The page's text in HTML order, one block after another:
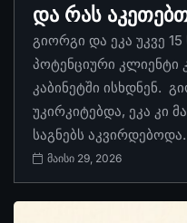
და რას
გიორგი და ეკა უკვე
პოტენციური კლიენტი
კაბინეტში ისხდნენ.
უკირკიტებდა, ეკა კი
საგნებს
მაისი 29, 2026